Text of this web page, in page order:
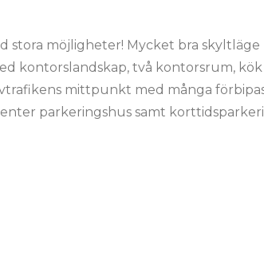
stora möjligheter! Mycket bra
kontorslandskap, två kontorsrum,
mittpunkt med många
parkeringshus samt